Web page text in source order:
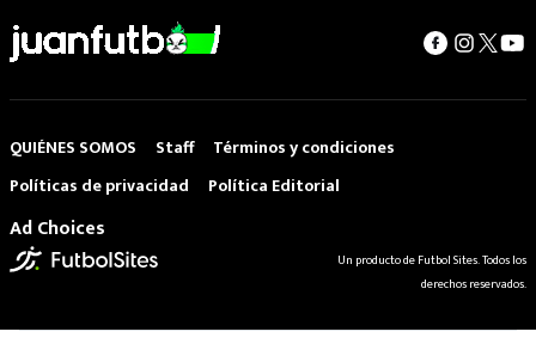
QUIÉNES SOMOS Staff
Términos y condiciones
Políticas de privacidad
Política Editorial
Ad Choices
Un producto de Futbol Sites. Todos los
derechos reservados.